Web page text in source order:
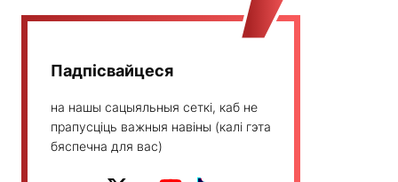
Падпісвайцеся
на нашы сацыяльныя сеткі, каб не
прапусціць важныя навіны (калі гэта
бяспечна для вас)